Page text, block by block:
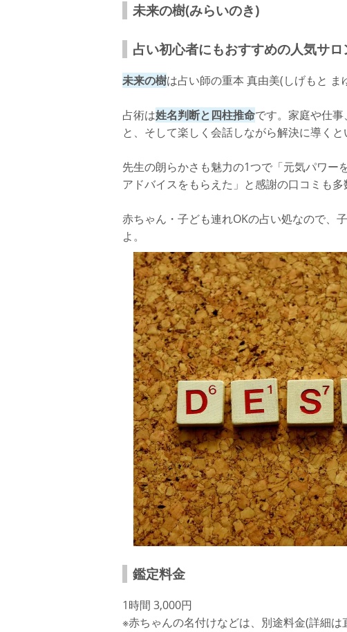
防府天満宮(ほうふてんまんぐう)
未来の樹(みらいのき)
占い初心者にもおすすめの人気サロ
未来の樹は占い師の重本 真由美(しげもと ま
占術は姓名判断と四柱推命です。家庭や仕
と、そして楽しく会話しながら解決に導くと
先生の朗らかさも魅力の1つで「元気パワー
アドバイスをもらえた」と感謝の口コミも多
赤ちゃん・子ども連れOKの占い処なので、
よ。
鑑定料金
1時間 3,000円
※赤ちゃんの名付けなどは、別途料金(詳細は